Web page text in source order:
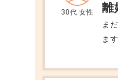
という状態です
■銀行との関係
30代 女性 離
ま
ます。 まだ小さな子供達の事を考えると、私
た
供